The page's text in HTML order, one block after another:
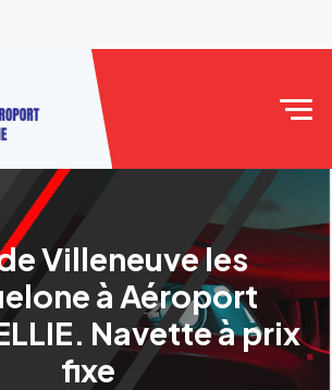
Villeneuve les
à Aéroport
Navette à prix
fixe